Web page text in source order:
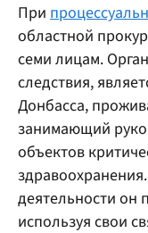
При
областной
семи лицам.
следствия,
Донбасса,
занимающий
объектов
деятельности он
используя свои